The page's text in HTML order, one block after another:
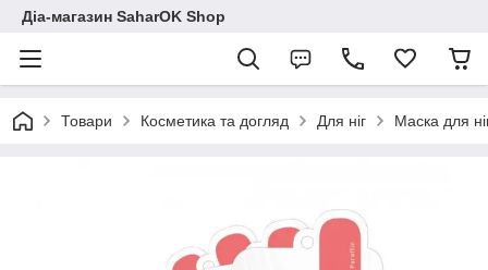
Діа-магазин SaharOK Shop
Товари Косметика та догляд Для ніг Маска для